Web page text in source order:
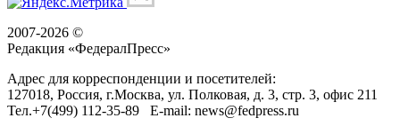
2007-2026 ©
Редакция «ФедералПресс»
Адрес для корреспонденции и посетителей:
127018, Россия, г.Москва, ул. Полковая, д. 3, стр. 3, офис 211
Тел.+7(499) 112-35-89 E-mail: news@fedpress.ru